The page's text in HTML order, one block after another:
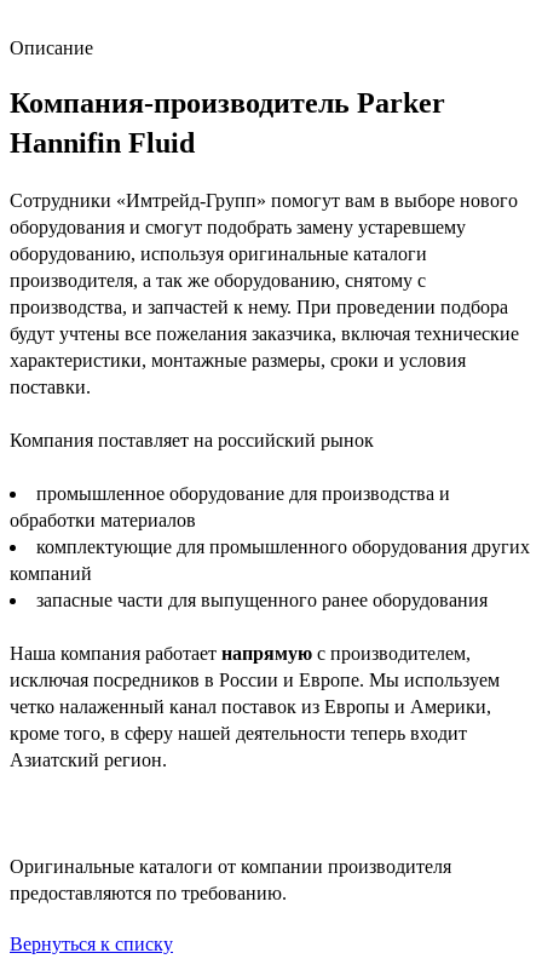
Описание
Компания-производитель Parker
Hannifin Fluid
Сотрудники «Имтрейд-Групп» помогут вам в выборе нового
оборудования и смогут подобрать замену устаревшему
оборудованию, используя оригинальные каталоги
производителя, а так же оборудованию, снятому с
производства, и запчастей к нему. При проведении подбора
будут учтены все пожелания заказчика, включая технические
характеристики, монтажные размеры, сроки и условия
поставки.
Компания поставляет на российский рынок
промышленное оборудование для производства и
обработки материалов
комплектующие для промышленного оборудования других
компаний
запасные части для выпущенного ранее оборудования
Наша компания работает напрямую с производителем,
исключая посредников в России и Европе. Мы используем
четко налаженный канал поставок из Европы и Америки,
кроме того, в сферу нашей деятельности теперь входит
Азиатский регион.
Оригинальные каталоги от компании производителя
предоставляются по требованию.
Вернуться к списку